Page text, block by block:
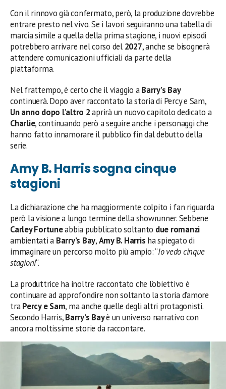
Con il rinnovo già confermato, però, la produzione dovrebbe
entrare presto nel vivo. Se i lavori seguiranno una tabella di
marcia simile a quella della prima stagione, i nuovi episodi
potrebbero arrivare nel corso del 2027, anche se bisognerà
attendere comunicazioni ufficiali da parte della
piattaforma.
Nel frattempo, è certo che il viaggio aBarry’s Bay
continuerà. Dopo aver raccontato la storia di Percy e Sam,
Un anno dopo l’altro 2aprirà un nuovo capitolo dedicato a
Charlie, continuando però a seguire anche i personaggi che
hanno fatto innamorare il pubblico fin dal debutto della
serie.
Amy B. Harris sogna cinque
stagioni
La dichiarazione che ha maggiormente colpito i fan riguarda
però la visione a lungo termine della showrunner. Sebbene
Carley Fortuneabbia pubblicato soltanto due romanzi
ambientati a Barry’s Bay,Amy B. Harris ha spiegato di
immaginare un percorso molto più ampio: “Io vedo cinque
stagioni“.
La produttrice ha inoltre raccontato che l’obiettivo è
continuare ad approfondire non soltanto la storia d’amore
traPercy e Sam, ma anche quelle degli altri protagonisti.
Secondo Harris,Barry’s Bayè un universo narrativo con
ancora moltissime storie da raccontare.